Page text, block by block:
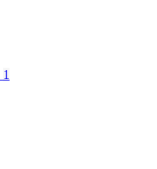
1